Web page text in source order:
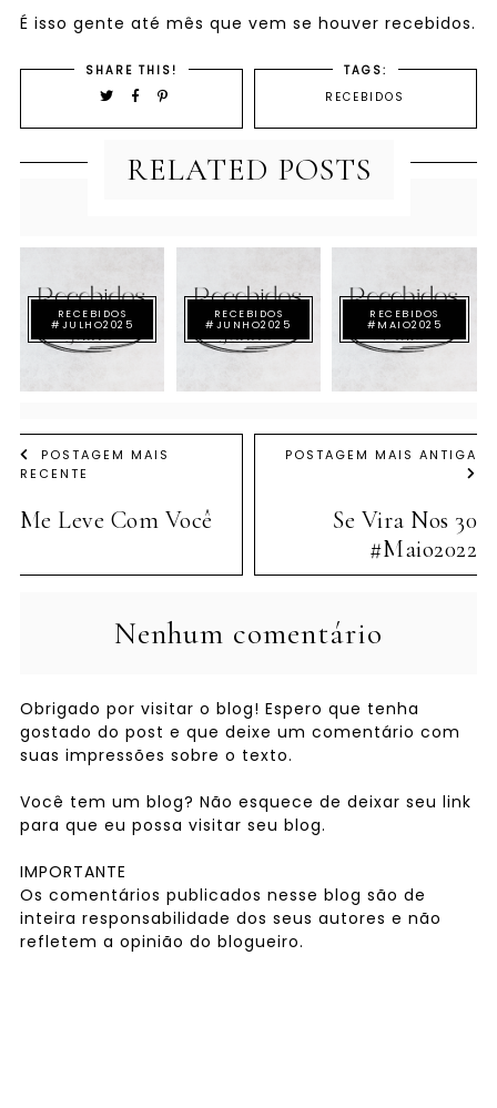
É isso gente até mês que vem se houver recebidos.
SHARE THIS!
TAGS:
RECEBIDOS
RELATED POSTS
RECEBIDOS
#JULHO2025
RECEBIDOS
#JUNHO2025
RECEBIDOS
#MAIO2025
POSTAGEM MAIS
RECENTE
Me Leve Com Você
POSTAGEM MAIS ANTIGA
Se Vira Nos 30
#Maio2022
Nenhum comentário
Obrigado por visitar o blog! Espero que tenha
gostado do post e que deixe um comentário com
suas impressões sobre o texto.
Você tem um blog? Não esquece de deixar seu link
para que eu possa visitar seu blog.
IMPORTANTE
Os comentários publicados nesse blog são de
inteira responsabilidade dos seus autores e não
refletem a opinião do blogueiro.